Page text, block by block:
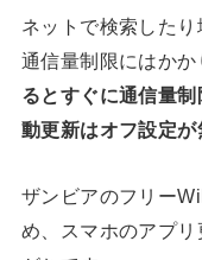
ネットで検索した
通信量制限にはかか
るとすぐに通信量
動更新はオフ設定が
ザンビアのフリー
め、スマホのアプ